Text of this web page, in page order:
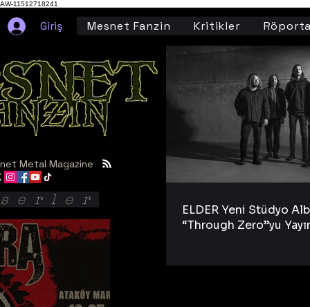
AW-11512718241
Giriş Mesnet Fanzin Kritikler
Metal Magazine
ELDER Yeni Stüdyo
“Through Zero”yu